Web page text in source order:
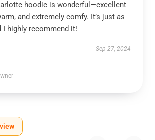
hoodie is wonderful—excellent
and extremely comfy. It’s just as
I highly recommend it!
Sep 27, 2024